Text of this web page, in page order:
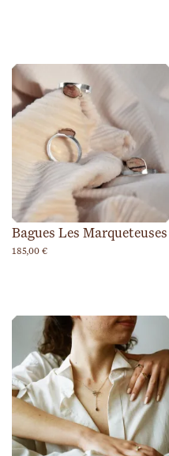
Bagues Les Marqueteuses
185,00 €